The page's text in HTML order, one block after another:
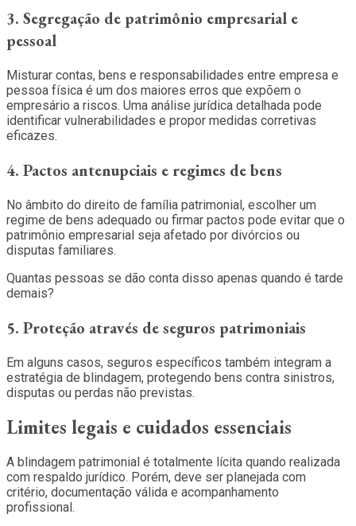
3. Segregação de patrimônio empresarial e
pessoal
Misturar contas, bens e responsabilidades entre empresa e
pessoa física é um dos maiores erros que expõem o
empresário a riscos. Uma análise jurídica detalhada pode
identificar vulnerabilidades e propor medidas corretivas
eficazes.
4. Pactos antenupciais e regimes de bens
No âmbito do direito de família patrimonial, escolher um
regime de bens adequado ou firmar pactos pode evitar que o
patrimônio empresarial seja afetado por divórcios ou
disputas familiares.
Quantas pessoas se dão conta disso apenas quando é tarde
demais?
5. Proteção através de seguros patrimoniais
Em alguns casos, seguros específicos também integram a
estratégia de blindagem, protegendo bens contra sinistros,
disputas ou perdas não previstas.
Limites legais e cuidados essenciais
A blindagem patrimonial é totalmente lícita quando realizada
com respaldo jurídico. Porém, deve ser planejada com
critério, documentação válida e acompanhamento
profissional.